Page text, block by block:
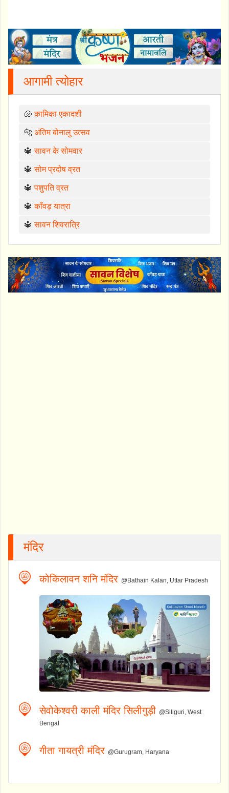
आगामी त्योहार
🐚कामिका एकादशी
🐅 अंतिम बोनालु उत्सव
🔱सावन के सोमवार
🔱सोम प्रदोष व्रत
🔱पशुपति व्रत
🔱काँवड़ यात्रा
🔱सावन शिवरात्रि
मंदिर
कोकिलावन शनि मंदिर @Bathain Kalan, Uttar Pradesh
सेवोकेश्वरी काली मंदिर सिलीगुड़ी @Siliguri, West
Bengal
गीता गायत्री मंदिर @Gurugram, Haryana